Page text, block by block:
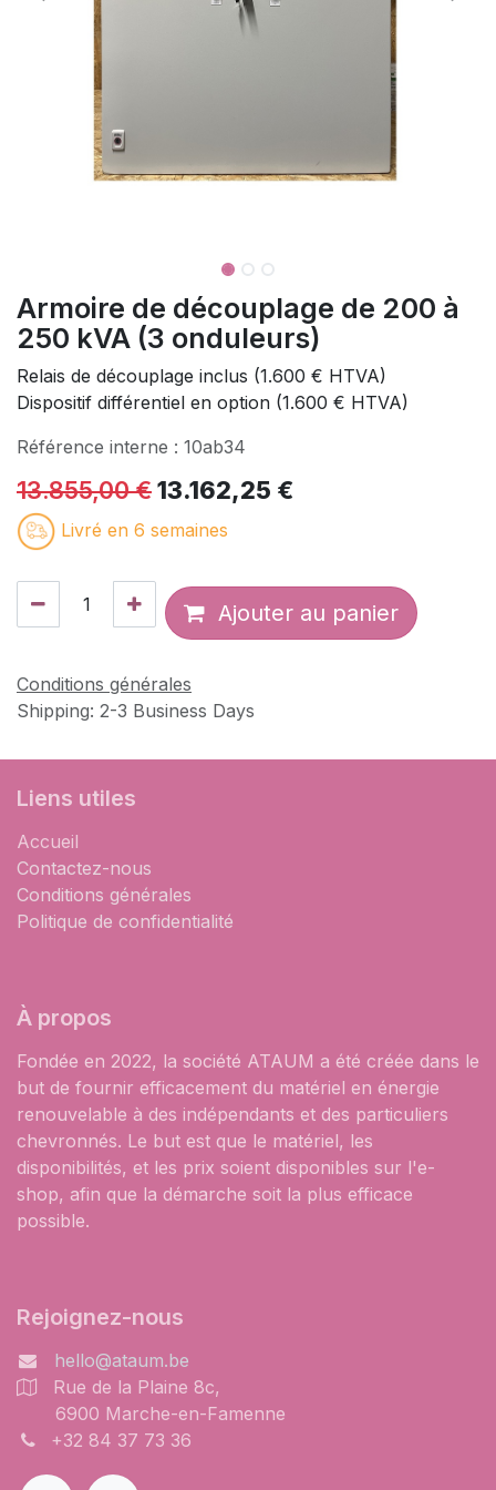
Armoire de découplage de 200 à
250 kVA (3 onduleurs)
Relais de découplage inclus (1.600 € HTVA)
Dispositif différentiel en option (1.600 € HTVA)
Référence interne : 10ab34
13.855,00€13.162,25 €
Livré en 6 semaines
Ajouter au panier
Conditions générales
Shipping: 2-3 Business Days
Liens utiles
Accueil
Contactez-nous
Conditions générales
Politique de confidentialité
À propos
Fondée en 2022, la société ATAUM a été créée dans le
but de fournir efficacement du matériel en énergie
renouvelable à des indépendants et des particuliers
chevronnés. Le but est que le matériel, les
disponibilités, et les prix soient disponibles sur l'e-
shop, afin que la démarche soit la plus efficace
possible.
Rejoignez-nous
hello@ataum.be
Rue de la Plaine 8c,
6900 Marche-en-Famenne
+32 84 37 73 36